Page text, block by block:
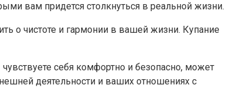
вам придется столкнуться в реальной жизни.
о чистоте и гармонии в вашей жизни. Купание
себя комфортно и безопасно, может
деятельности и ваших отношениях с